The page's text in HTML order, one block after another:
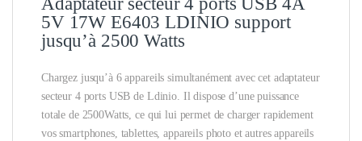
5V 17W E6403 LDINIO support
jusqu’à 2500 Watts
Chargez jusqu’à 6 appareils simultanément avec cet adaptateur
secteur 4 ports USB de Ldinio. Il dispose d’une puissance
totale de 2500Watts, ce qui lui permet de charger rapidement
vos smartphones, tablettes, appareils photo et autres appareils